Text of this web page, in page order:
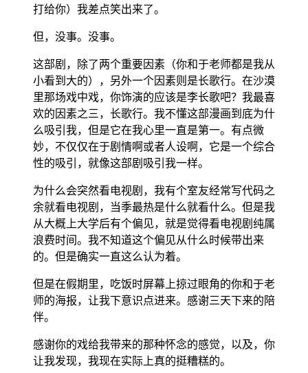
打给你）我差点笑出来了。
但，没事。没事。
这部剧，除了两个重要因素（你和于老师都是我从
小看到大的），另外一个因素则是长歌行。在沙漠
里那场戏中戏，你饰演的应该是李长歌吧？我最喜
欢的因素之三，长歌行。我不懂这部漫画到底为什
么吸引我，但是它在我心里一直是第一。有点微
妙，不仅仅在于剧情啊或者人设啊，它是一个综合
性的吸引，就像这部剧吸引我一样。
为什么会突然看电视剧，我有个室友经常写代码之
余就看电视剧，当季最热是什么就看什么。但是我
从大概上大学后有个偏见，就是觉得看电视剧纯属
浪费时间。我不知道这个偏见从什么时候带出来
的。但是确实一直这么认为着。
但是在假期里，吃饭时屏幕上掠过眼角的你和于老
师的海报，让我下意识点进来。感谢三天下来的陪
伴。
感谢你的戏给我带来的那种怀念的感觉，以及，你
让我发现，我现在实际上真的挺糟糕的。